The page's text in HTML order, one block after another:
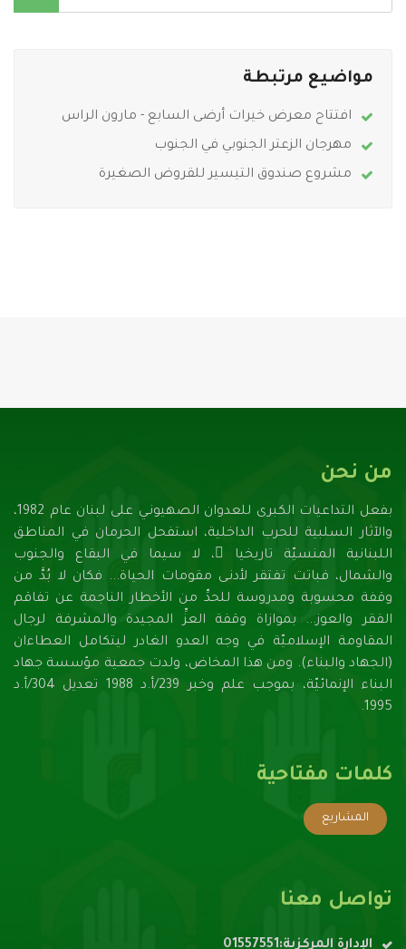
مواضيع مرتبطة
افتتاح معرض خيرات أرضى السابع - مارون الراس
مهرجان الزعتر الجنوبي في الجنوب
مشروع صندوق التيسير للقروض الصغيرة
من نحن
بفعل التداعيات الكبرى للعدوان الصهيونـي على لبنان عام 1982،
والآثار السلبية للحرب الداخلية، استفحل الحرمان في المناطق
اللبنانية المنسيّة تاريخيا ً، لا سيما في البقاع والجنوب
والشمال، فباتت تفتقر لأدنـى مقومات الحياة... فكان لا بُدَّ من
وقفة محسوبة ومدروسة للحدِّ من الأخطار الناجمة عن تفاقم
الفقر والعوز... بموازاة وقفة العزِّ المجيدة والمشرفة لرجال
المقاومة الإسلاميّة في وجه العدو الغادر ليتكامل العطاءان
(الجهاد والبناء). ومن هذا المخاض، ولدت جمعية مؤسسة جهاد
البناء الإنمائيّة، بموجب علم وخبر 239/أ.د 1988 تعديل 304/أ.د
1995.
كلمات مفتاحية
المشاريع
تواصل معنا
الإدارة المركزية:01557551